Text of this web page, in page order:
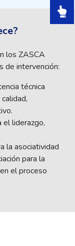
los ZASCA
de intervención:
técnica
el liderazgo,
la asociatividad
para la
el proceso